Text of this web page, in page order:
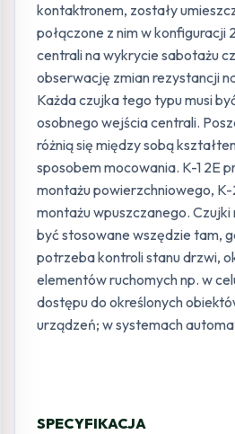
kontaktronem, zostały
połączone z nim w konfiguracji
centrali na wykrycie sabotażu
obserwację zmian rezystancji
Każda czujka tego typu musi
osobnego wejścia centrali.
różnią się między sobą
sposobem mocowania. K-1 2E
montażu powierzchniowego, K-
montażu wpuszczanego.
być stosowane wszędzie tam,
potrzeba kontroli stanu drzwi,
elementów ruchomych np. w
dostępu do określonych
urządzeń; w systemach
SPECYFIKACJA